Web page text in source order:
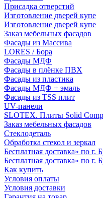
Присадка отверстий
Изготовление дверей купе
Изготовление дверей купе
Заказ мебельных фасадов
Фасады из Массива
LORES / Бора
Фасады МДФ
Фасады в плёнке ПВХ
Фасады из пластика
Фасады МДФ + эмаль
Фасады из TSS плит
UV-панели
SLOTEX. Плиты Solid
Заказ мебельных фасадов
Стеклодеталь
Обработка стекол и зеркал
Бесплатная доставка» по г.
Бесплатная доставка» по г.
Как купить
Условия оплаты
Условия доставки